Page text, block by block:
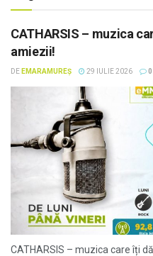
CATHARSIS – muzica
amiezii!
DE EMARAMUREȘ 29 IULIE 2026 0
CATHARSIS – muzica care îți